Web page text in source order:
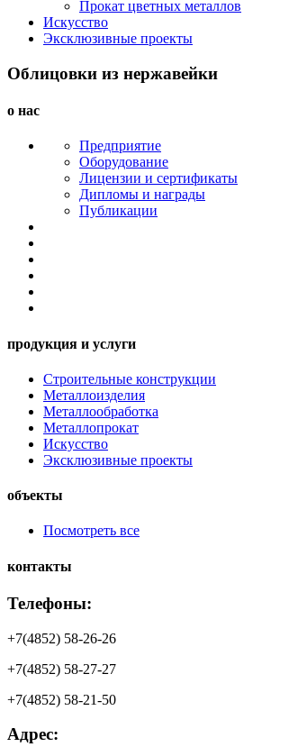
Прокат цветных металлов
Искусство
Эксклюзивные проекты
Облицовки из нержавейки
о нас
Предприятие
Оборудование
Лицензии и сертификаты
Дипломы и награды
Публикации
продукция и услуги
Строительные конструкции
Металлоизделия
Металлообработка
Металлопрокат
Искусство
Эксклюзивные проекты
объекты
Посмотреть все
контакты
Телефоны:
+7(4852) 58-26-26
+7(4852) 58-27-27
+7(4852) 58-21-50
Адрес: